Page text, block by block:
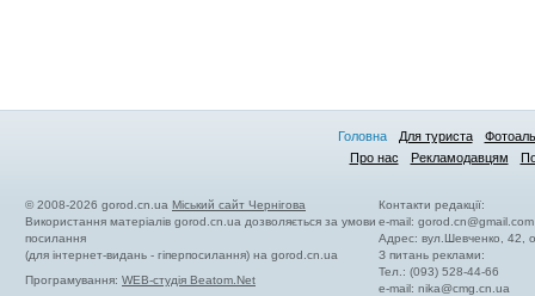
Головна Для туриста
Про нас
Рекламодавцям
© 2008-2026 gorod.cn.ua Міський сайт Чернігова
Використання матеріалів gorod.cn.ua дозволяється за умови
посилання
(для інтернет-видань - гіперпосилання) на gorod.cn.ua
Програмування: WEB-студія Beatom.Net
Контакти редакції:
e-mail:gorod.cn@gmail.com
Адрес: вул.Шевченко, 42,
З питань реклами:
Тел.: (093) 528-44-66
e-mail:nika@cmg.cn.ua